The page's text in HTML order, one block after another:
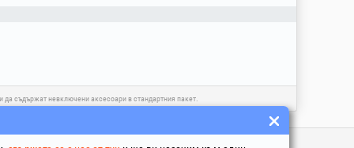
съдържат невключени аксесоари в стандартния пакет.
Линкове